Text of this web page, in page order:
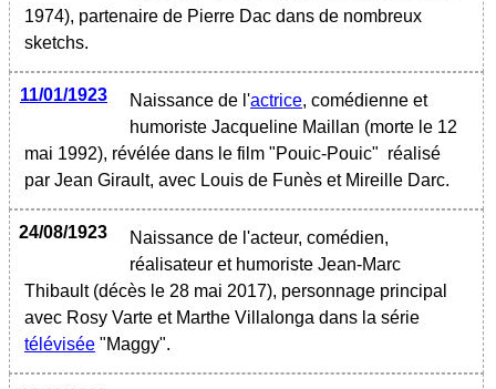
1974), partenaire de Pierre Dac dans de nombreux
sketchs.
11/01/1923 Naissance de l'actrice, comédienne et
humoriste Jacqueline Maillan (morte le 12
mai 1992), révélée dans le film "Pouic-Pouic" réalisé
par Jean Girault, avec Louis de Funès et Mireille Darc.
24/08/1923
Naissance de l'acteur, comédien,
réalisateur et humoriste Jean-Marc
Thibault (décès le 28 mai 2017), personnage principal
avec Rosy Varte et Marthe Villalonga dans la série
télévisée "Maggy".